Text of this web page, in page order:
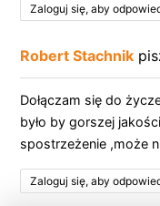
Zaloguj się, aby
Robert Stachnik
Dołączam się do
było by gorszej
spostrzeżenie ,może
Zaloguj się, aby